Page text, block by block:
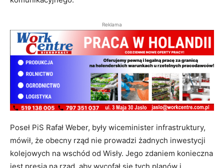
Reklama
Poseł PiS Rafał Weber, były wiceminister infrastruktury,
mówił, że obecny rząd nie prowadzi żadnych inwestycji
kolejowych na wschód od Wisły. Jego zdaniem konieczna
jest presja na rząd, aby wycofał się tych planów i